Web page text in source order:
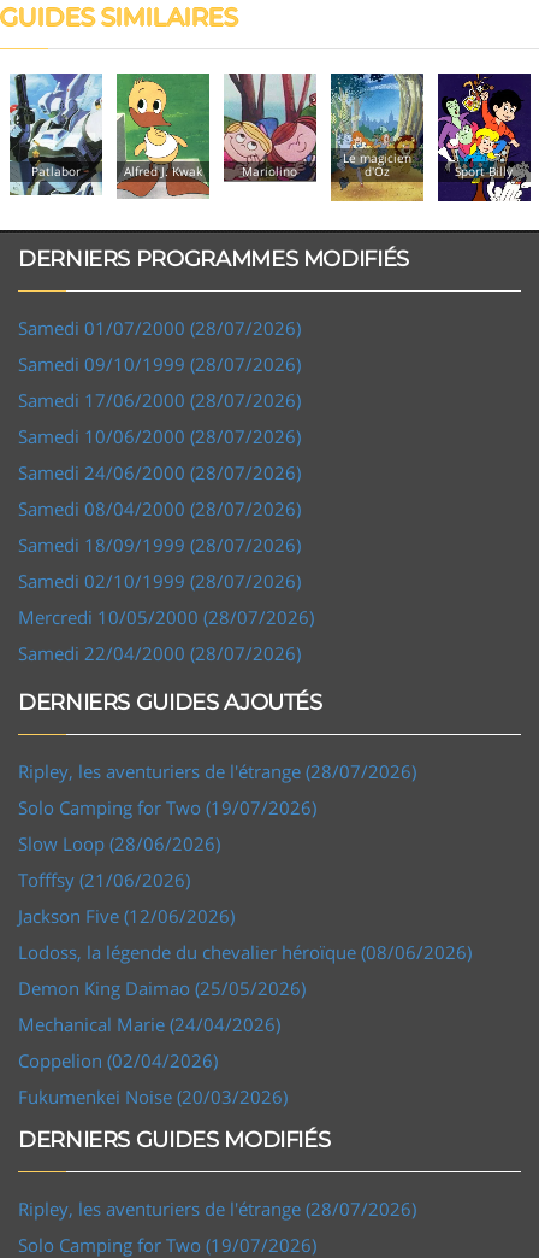
GUIDES SIMILAIRES
Patlabor Alfred J. Kwak Mariolino
Le magicien
d'Oz Sport Billy
DERNIERS PROGRAMMES MODIFIÉS
Samedi 01/07/2000 (28/07/2026)
Samedi 09/10/1999 (28/07/2026)
Samedi 17/06/2000 (28/07/2026)
Samedi 10/06/2000 (28/07/2026)
Samedi 24/06/2000 (28/07/2026)
Samedi 08/04/2000 (28/07/2026)
Samedi 18/09/1999 (28/07/2026)
Samedi 02/10/1999 (28/07/2026)
Mercredi 10/05/2000 (28/07/2026)
Samedi 22/04/2000 (28/07/2026)
DERNIERS GUIDES AJOUTÉS
Ripley, les aventuriers de l'étrange (28/07/2026)
Solo Camping for Two (19/07/2026)
Slow Loop (28/06/2026)
Tofffsy (21/06/2026)
Jackson Five (12/06/2026)
Lodoss, la légende du chevalier héroïque (08/06/2026)
Demon King Daimao (25/05/2026)
Mechanical Marie (24/04/2026)
Coppelion (02/04/2026)
Fukumenkei Noise (20/03/2026)
DERNIERS GUIDES MODIFIÉS
Ripley, les aventuriers de l'étrange (28/07/2026)
Solo Camping for Two (19/07/2026)